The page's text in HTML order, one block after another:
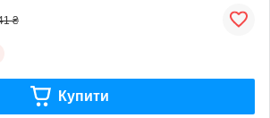
₴
Купити